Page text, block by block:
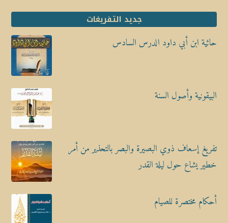
جديد التفريغات
حائية ابن أبي داود الدرس السادس
البيقونية وأصول السنة
تفريغ إسعاف ذوي البصيرة والبصر بالتحذير من أمر
خطير يشاع حول ليلة القدر
أحكام مختصرة للصيام